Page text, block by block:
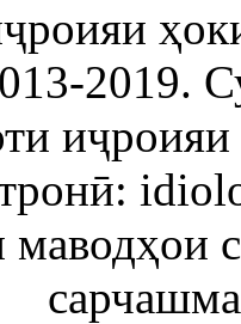
2019.
иҷроияи
маводҳои